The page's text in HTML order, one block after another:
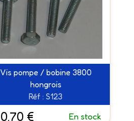
Vis pompe / bobine 3800
hongrois
Réf : S123
0.70 € En stock